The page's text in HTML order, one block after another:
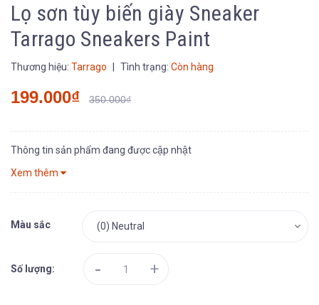
Lọ sơn tùy biến giày Sneaker
Tarrago Sneakers Paint
Thương hiệu: Tarrago Tình trạng: Còn hàng
199.000₫ 350.000₫
Thông tin sản phẩm đang được cập nhật
Xem thêm
Màu sắc
Số lượng: - +